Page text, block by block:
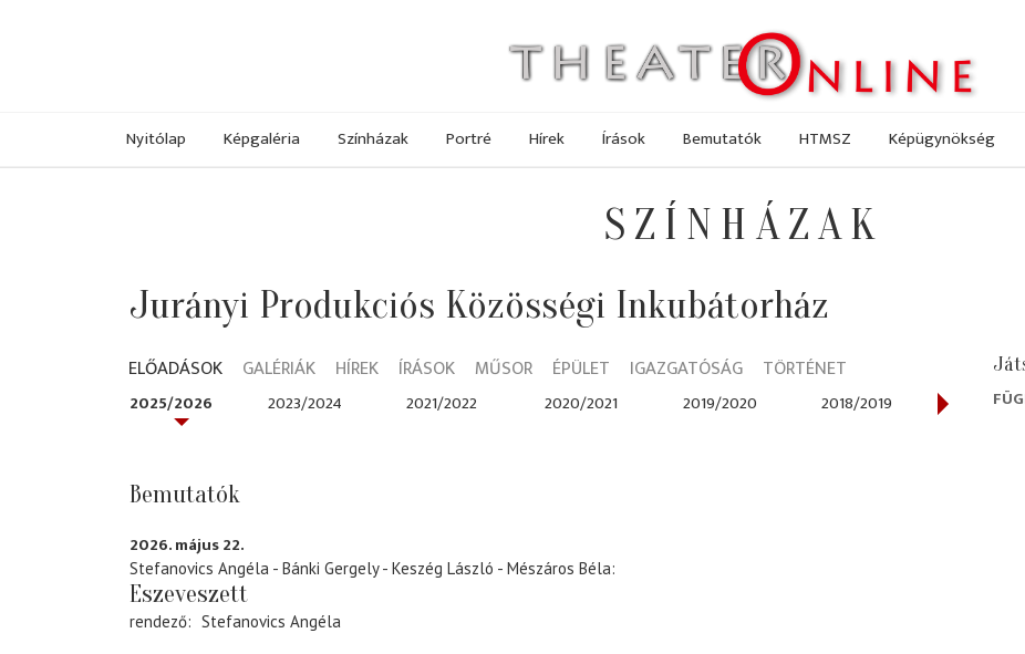
Nyitólap Képgaléria Színházak Portré Hírek Írások Bemutatók HTMSZ Képügynökség
SZÍNHÁZAK
Jurányi Produkciós Közösségi Inkubátorház
ELŐADÁSOK GALÉRIÁK HÍREK ÍRÁSOK MŰSOR ÉPÜLET IGAZGATÓSÁG TÖRTÉNET
2025/2026 2023/2024 2021/2022 2020/2021 2019/2020 2018/2019 2017/
Bemutatók
2026. május 22.
Stefanovics Angéla - Bánki Gergely - Keszég László - Mészáros Béla
Eszeveszett
rendező Stefanovics Angéla